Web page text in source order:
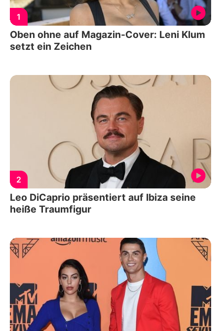
1
Oben ohne auf Magazin-Cover: Leni Klum
setzt ein Zeichen
2
Leo DiCaprio präsentiert auf Ibiza seine
heiße Traumfigur